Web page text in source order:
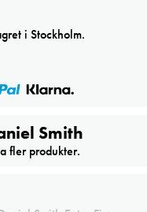
i Stockholm.
Smith
fler produkter.